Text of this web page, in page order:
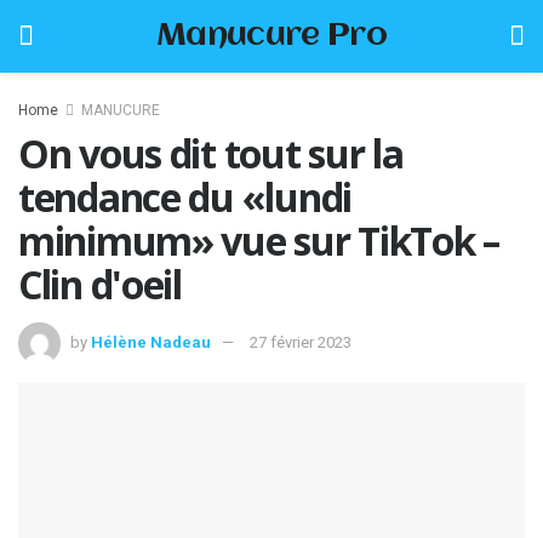
Manucure Pro
Home MANUCURE
On vous dit tout sur la
tendance du «lundi
minimum» vue sur TikTok –
Clin d'oeil
by Hélène Nadeau 27 février 2023